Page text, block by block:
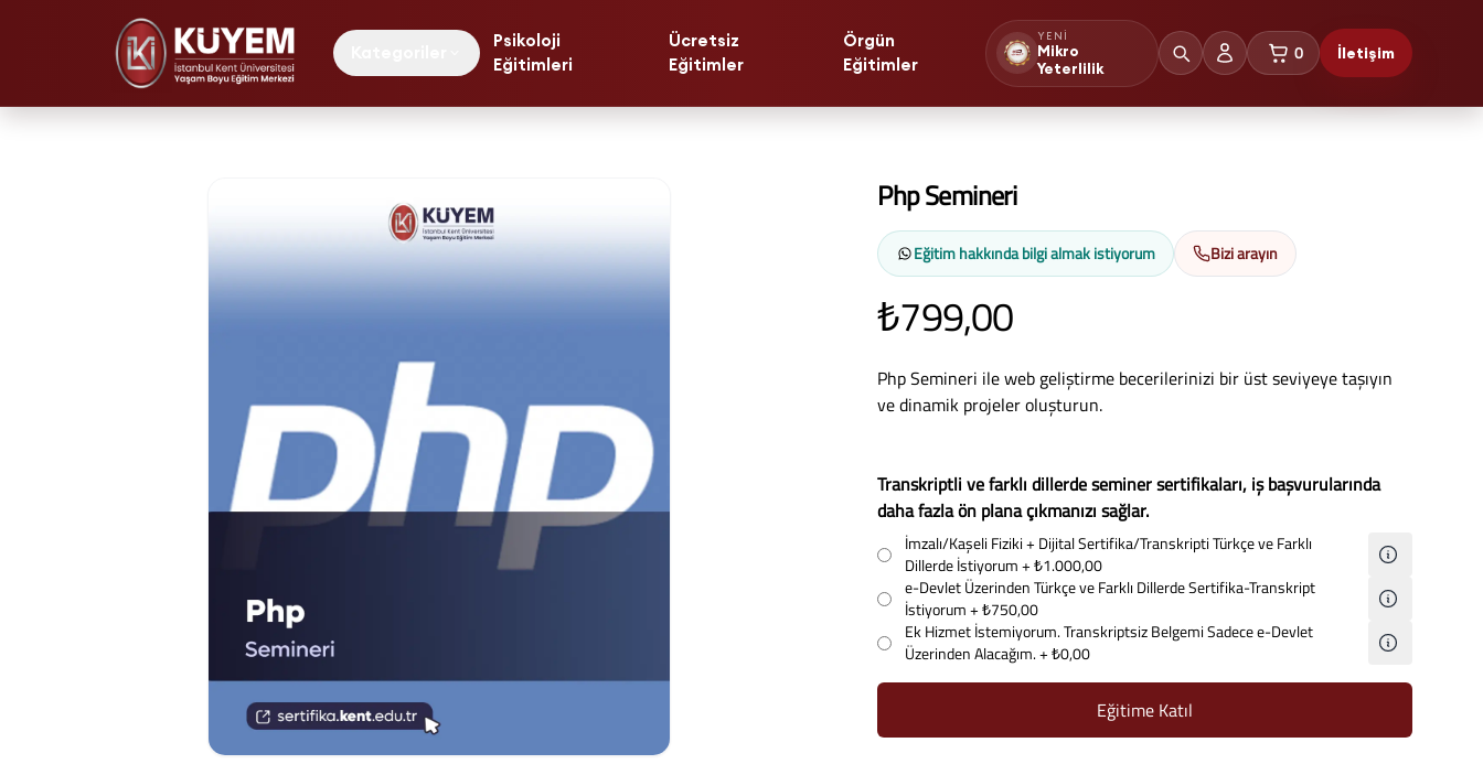
Psikoloji
Eğitimleri
Ücretsiz
Eğitimler
Örgün
Eğitimler
YENI
Mikro
Yeterlilik
0
sepetteki ürünler
İletişim
Php Semineri
Eğitim hakkında bilgi almak istiyorum Bizi arayın
₺799,00
Php Semineri ile web geliştirme becerilerinizi bir üst seviyeye taşıyın
ve dinamik projeler oluşturun.
Transkriptli ve farklı dillerde seminer sertifikaları, iş başvurularında
daha fazla ön plana çıkmanızı sağlar.
İmzalı/Kaşeli Fiziki + Dijital Sertifika/Transkripti Türkçe ve Farklı
Dillerde İstiyorum+ ₺1.000,00
e-Devlet Üzerinden Türkçe ve Farklı Dillerde Sertifika-Transkript
İstiyorum+ ₺750,00
Ek Hizmet İstemiyorum. Transkriptsiz Belgemi Sadece e-Devlet
Üzerinden Alacağım.+ ₺0,00
Eğitime Katıl